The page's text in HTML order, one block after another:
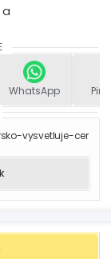
WhatsApp
vysvetluje-cer